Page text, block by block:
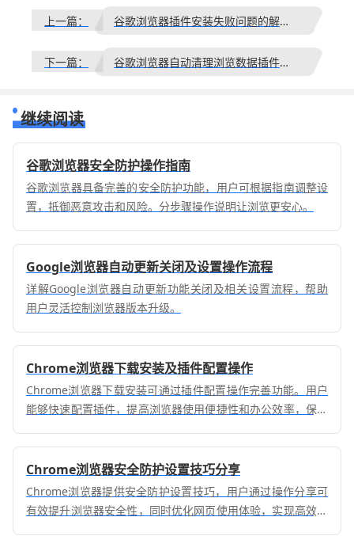
上一篇： 谷歌浏览器插件安装失败问题的解决方案
下一篇： 谷歌浏览器自动清理浏览数据插件智能升级方案
继续阅读
谷歌浏览器安全防护操作指南
谷歌浏览器具备完善的安全防护功能，用户可根据指南调整设
置，抵御恶意攻击和风险。分步骤操作说明让浏览更安心。
Google浏览器自动更新关闭及设置操作流程
详解Google浏览器自动更新功能关闭及相关设置流程，帮助
用户灵活控制浏览器版本升级。
Chrome浏览器下载安装及插件配置操作
Chrome浏览器下载安装可通过插件配置操作完善功能。用户
能够快速配置插件，提高浏览器使用便捷性和办公效率，保证
Chrome浏览器安全防护设置技巧分享
Chrome浏览器提供安全防护设置技巧，用户通过操作分享可
有效提升浏览器安全性，同时优化网页使用体验，实现高效安